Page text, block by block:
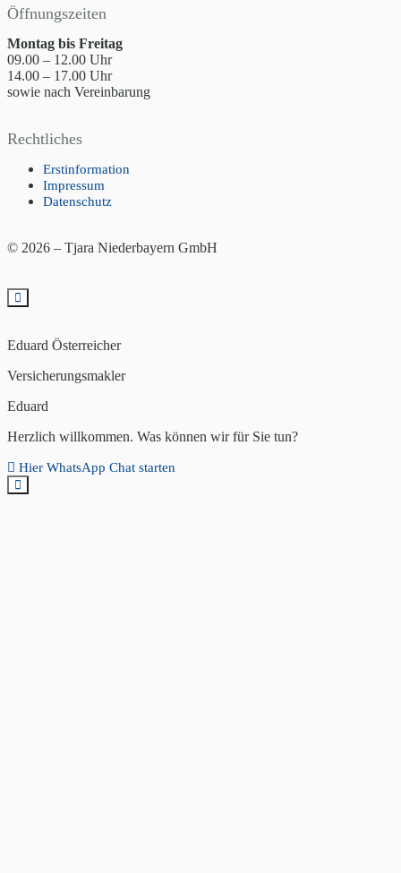
Öffnungszeiten
Montag bis Freitag
09.00 – 12.00 Uhr
14.00 – 17.00 Uhr
sowie nach Vereinbarung
Rechtliches
Erstinformation
Impressum
Datenschutz
© 2026 – Tjara Niederbayern GmbH
Eduard Österreicher
Versicherungsmakler
Eduard
Herzlich willkommen. Was können wir für Sie tun?
Hier WhatsApp Chat starten